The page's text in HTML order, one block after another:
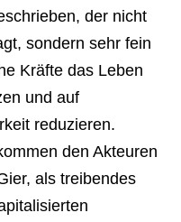
der nicht
sondern sehr fein
Kräfte das Leben
und auf
reduzieren.
den Akteuren
als treibendes